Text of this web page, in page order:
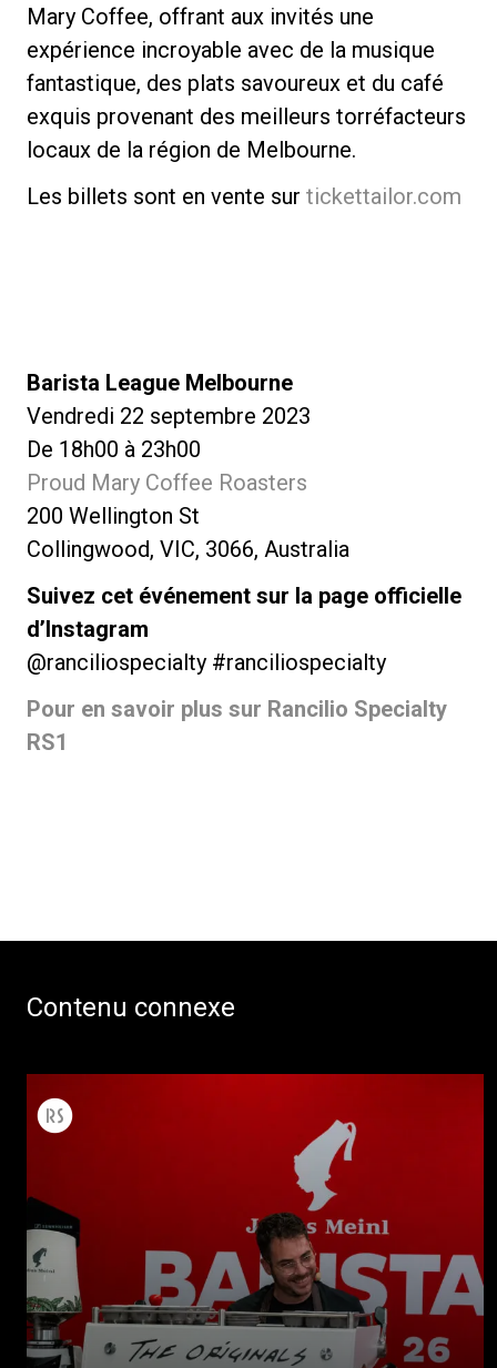
Mary Coffee, offrant aux invités une
expérience incroyable avec de la musique
fantastique, des plats savoureux et du café
exquis provenant des meilleurs torréfacteurs
locaux de la région de Melbourne.
Les billets sont en vente sur tickettailor.com
Barista League Melbourne
Vendredi 22 septembre 2023
De 18h00 à 23h00
Proud Mary Coffee Roasters
200 Wellington St
Collingwood, VIC, 3066, Australia
Suivez cet événement sur la page officielle
d’Instagram
@ranciliospecialty #ranciliospecialty
Pour en savoir plus sur Rancilio Specialty
RS1
Contenu connexe